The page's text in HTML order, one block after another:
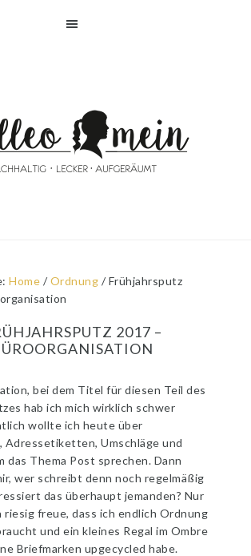
Home / Ordnung / Frühjahrsputz
2017 –
bei dem Titel für diesen Teil des
hab ich mich wirklich schwer
wollte ich heute über
Adressetiketten, Umschläge und
das Thema Post sprechen. Dann
wer schreibt denn noch regelmäßig
das überhaupt jemanden? Nur
riesig freue, dass ich endlich Ordnung
und ein kleines Regal im Ombre
Briefmarken upgecycled habe.